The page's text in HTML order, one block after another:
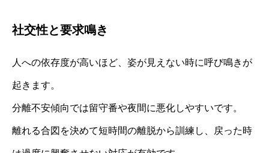
社交性と要求鳴き
人への依存度が高いほど、姿が見えない時に呼び鳴きが
起きます。
分離不安傾向では留守番や夜間に悪化しやすいです。
離れる合図を決めて短時間の離脱から訓練し、戻った時